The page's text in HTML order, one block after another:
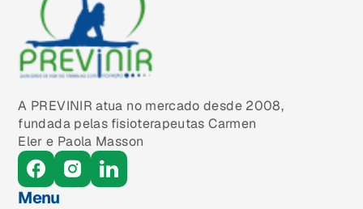
A PREVINIR atua no mercado desde 2008,
fundada pelas fisioterapeutas Carmen
Eler e Paola Masson
Menu